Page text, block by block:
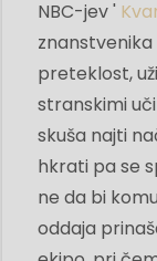
NBC-jev '
znanstvenika
preteklost,
stranskimi
skuša najti
hkrati pa se
ne da bi
oddaja